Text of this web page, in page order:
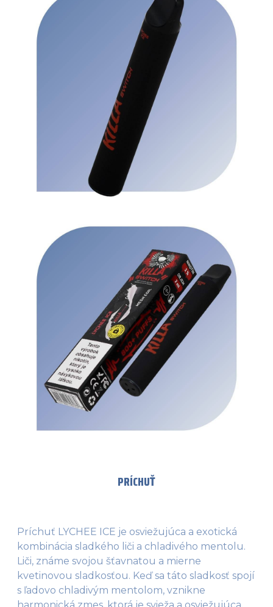
PRÍCHUŤ
Príchuť LYCHEE ICE je osviežujúca a exotická
kombinácia sladkého liči a chladivého mentolu.
Liči, známe svojou šťavnatou a mierne
kvetinovou sladkosťou. Keď sa táto sladkosť spojí
s ľadovo chladivým mentolom, vznikne